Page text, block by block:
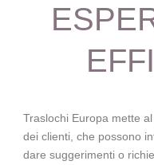
Traslochi Europa mette
dei clienti, che possono
dare suggerimenti o